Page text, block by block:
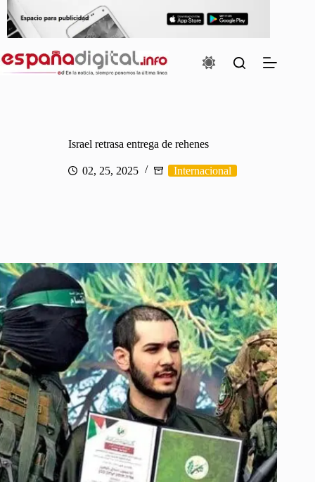
contenido
Israel retrasa entrega de rehenes
02, 25, 2025 Internacional